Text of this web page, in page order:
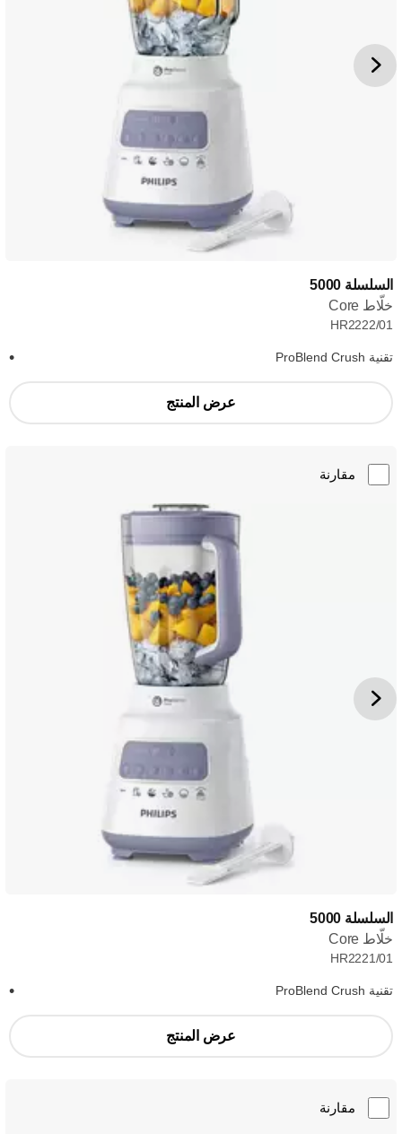
السلسلة 5000
خلّاط Core
HR2222/01
تقنية ProBlend Crush
عرض المنتج
مقارنة
السلسلة 5000
خلّاط Core
HR2221/01
تقنية ProBlend Crush
عرض المنتج
مقارنة